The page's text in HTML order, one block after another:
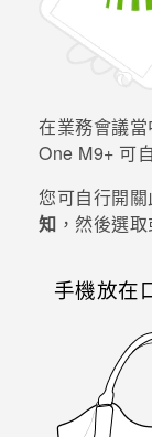
在業務會議
One M9+ 可
您可自行開
知 ，然後選
手機放在